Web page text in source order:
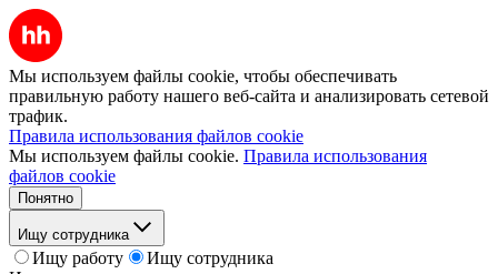
Мы используем файлы cookie, чтобы обеспечивать
правильную работу нашего веб-сайта и анализировать сетевой
трафик.
Правила использования файлов cookie
Мы используем файлы cookie. Правила использования
файлов cookie
Понятно
Ищу сотрудника
Ищу работу
Ищу сотрудника